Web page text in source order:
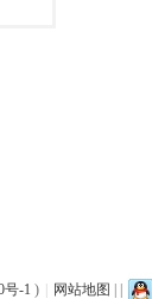
号-1 ) 网站地图